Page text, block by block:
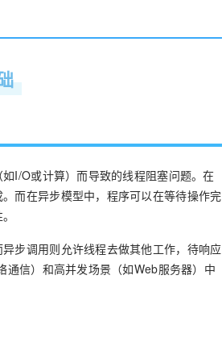
I/O或计算）而导致的线程阻塞问题。在
而在异步模型中，程序可以在等待操作完
步调用则允许线程去做其他工作，待响应
信）和高并发场景（如Web服务器）中